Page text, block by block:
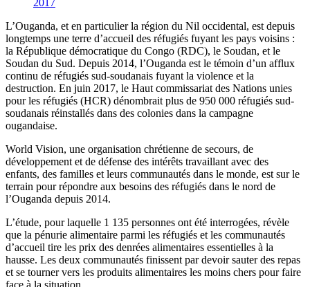
2017
L’Ouganda, et en particulier la région du Nil occidental, est depuis
longtemps une terre d’accueil des réfugiés fuyant les pays voisins :
la République démocratique du Congo (RDC), le Soudan, et le
Soudan du Sud. Depuis 2014, l’Ouganda est le témoin d’un afflux
continu de réfugiés sud-soudanais fuyant la violence et la
destruction. En juin 2017, le Haut commissariat des Nations unies
pour les réfugiés (HCR) dénombrait plus de 950 000 réfugiés sud-
soudanais réinstallés dans des colonies dans la campagne
ougandaise.
World Vision, une organisation chrétienne de secours, de
développement et de défense des intérêts travaillant avec des
enfants, des familles et leurs communautés dans le monde, est sur le
terrain pour répondre aux besoins des réfugiés dans le nord de
l’Ouganda depuis 2014.
L’étude, pour laquelle 1 135 personnes ont été interrogées, révèle
que la pénurie alimentaire parmi les réfugiés et les communautés
d’accueil tire les prix des denrées alimentaires essentielles à la
hausse. Les deux communautés finissent par devoir sauter des repas
et se tourner vers les produits alimentaires les moins chers pour faire